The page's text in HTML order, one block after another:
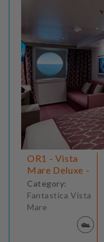
OR1 - Vista
Mare Deluxe -
Category:
Fantastica Vista
Mare